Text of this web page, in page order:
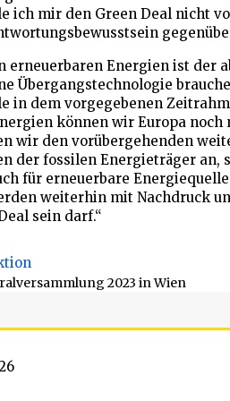
ich mir den Green Deal nicht
erneuerbaren Energien ist
Übergangstechnologie
in dem vorgegebenen
können wir Europa
wir den vorübergehenden
der fossilen Energieträger an,
für erneuerbare
weiterhin mit Nachdruck
sein darf.“
2023 in Wien